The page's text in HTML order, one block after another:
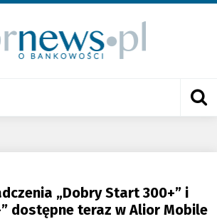
„Dobry Start 300+” i
dostępne teraz w Alior Mobile